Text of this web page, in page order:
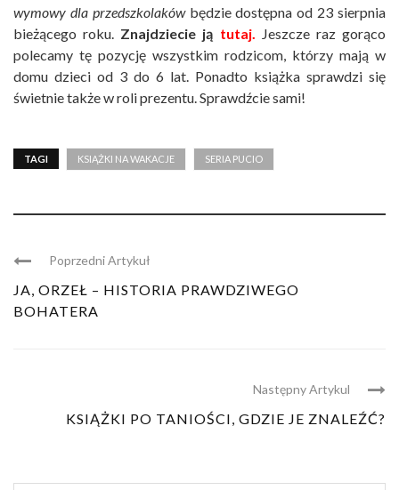
wymowy dla przedszkolakówbędzie dostępna od 23 sierpnia
bieżącego roku. Znajdziecie ją tutaj. Jeszcze raz gorąco
polecamy tę pozycję wszystkim rodzicom, którzy mają w
domu dzieci od 3 do 6 lat. Ponadto książka sprawdzi się
świetnie także w roli prezentu. Sprawdźcie sami!
TAGI KSIĄŻKI NA WAKACJE SERIA PUCIO
Poprzedni Artykuł
JA, ORZEŁ – HISTORIA PRAWDZIWEGO
BOHATERA
Następny Artykul
KSIĄŻKI PO TANIOŚCI, GDZIE JE ZNALEŹĆ?